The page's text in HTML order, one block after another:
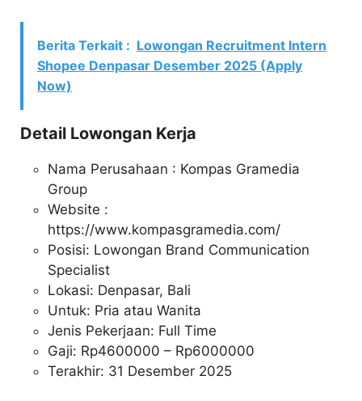
Berita Terkait : Lowongan Recruitment Intern
Shopee Denpasar Desember 2025 (Apply
Now)
Detail Lowongan Kerja
Nama Perusahaan : Kompas Gramedia
Group
Website :
https://www.kompasgramedia.com/
Posisi: Lowongan Brand Communication
Specialist
Lokasi: Denpasar, Bali
Untuk: Pria atau Wanita
Jenis Pekerjaan: Full Time
Gaji: Rp4600000 – Rp6000000
Terakhir: 31 Desember 2025